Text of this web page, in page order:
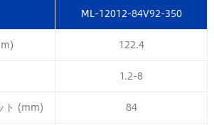
ML-12012-84V92-350
122.4
1.2-8
ト (mm)
84